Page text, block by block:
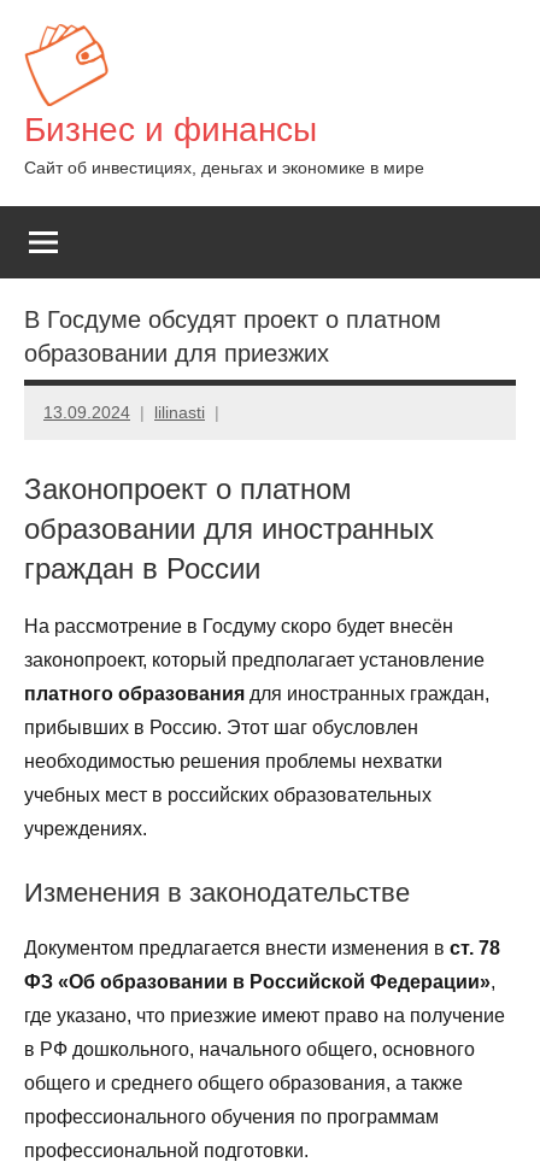
содержимому
Бизнес и финансы
Сайт об инвестициях, деньгах и экономике в мире
В Госдуме обсудят проект о платном
образовании для приезжих
13.09.2024 lilinasti
Законопроект о платном
образовании для иностранных
граждан в России
На рассмотрение в Госдуму скоро будет внесён
законопроект, который предполагает установление
платного образования для иностранных граждан,
прибывших в Россию. Этот шаг обусловлен
необходимостью решения проблемы нехватки
учебных мест в российских образовательных
учреждениях.
Изменения в законодательстве
Документом предлагается внести изменения в ст. 78
ФЗ «Об образовании в Российской Федерации»,
где указано, что приезжие имеют право на получение
в РФ дошкольного, начального общего, основного
общего и среднего общего образования, а также
профессионального обучения по программам
профессиональной подготовки.